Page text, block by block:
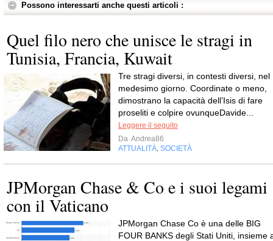
Possono interessarti anche questi articoli :
Quel filo nero che unisce le stragi in
Tunisia, Francia, Kuwait
Tre stragi diversi, in contesti diversi, nel
medesimo giorno. Coordinate o meno,
dimostrano la capacità dell’Isis di fare
proseliti e colpire ovunqueDavide...
Leggere il seguito
Da Andrea86
ATTUALITÀ SOCIETÀ
JPMorgan Chase & Co e i suoi legami
con il Vaticano
JPMorgan Chase Co è una delle BIG
FOUR BANKS degli Stati Uniti, insieme